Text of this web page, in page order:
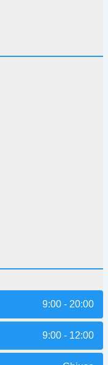
9:00 - 20:00
9:00 - 12:00